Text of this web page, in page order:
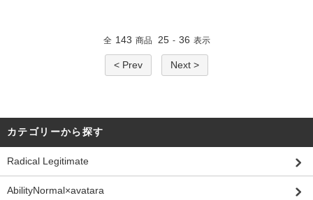
全 143 商品 25 - 36 表示
< Prev Next >
カテゴリーから探す
Radical Legitimate
AbilityNormal×avatara